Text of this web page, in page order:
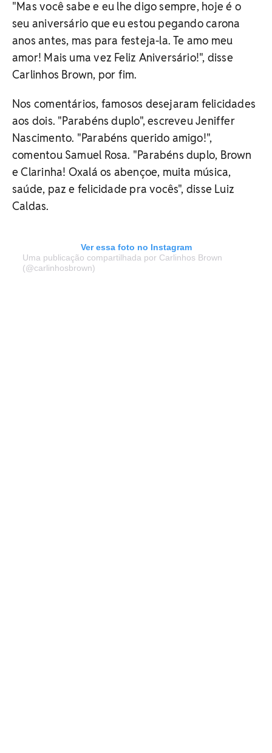
"Mas você sabe e eu lhe digo sempre, hoje é o
seu aniversário que eu estou pegando carona
anos antes, mas para festeja-la. Te amo meu
amor! Mais uma vez Feliz Aniversário!", disse
Carlinhos Brown, por fim.
Nos comentários, famosos desejaram felicidades
aos dois. "Parabéns duplo", escreveu Jeniffer
Nascimento. "Parabéns querido amigo!",
comentou Samuel Rosa. "Parabéns duplo, Brown
e Clarinha! Oxalá os abençoe, muita música,
saúde, paz e felicidade pra vocês", disse Luiz
Caldas.
Ver essa foto no Instagram
Uma publicação compartilhada por Carlinhos Brown
(@carlinhosbrown)